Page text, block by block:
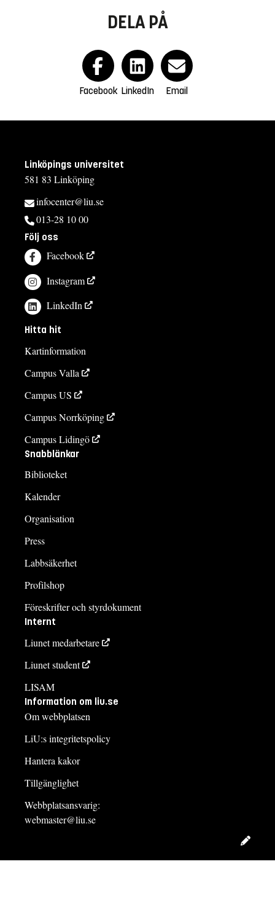
DELA PÅ
Facebook LinkedIn Email
Linköpings universitet
581 83 Linköping
infocenter@liu.se
013-28 10 00
Följ oss
Facebook
Instagram
LinkedIn
Hitta hit
Kartinformation
Campus Valla
Campus US
Campus Norrköping
Campus Lidingö
Snabblänkar
Biblioteket
Kalender
Organisation
Press
Labbsäkerhet
Profilshop
Föreskrifter och styrdokument
Internt
Liunet medarbetare
Liunet student
LISAM
Information om liu.se
Om webbplatsen
LiU:s integritetspolicy
Hantera kakor
Tillgänglighet
Webbplatsansvarig:
webmaster@liu.se